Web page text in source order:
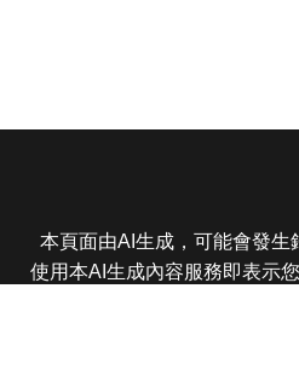
本頁面由AI生成，可能會發生
使用本AI生成內容服務即表示